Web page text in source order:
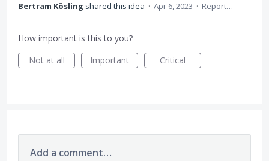
Bertram Kösling shared this idea · Apr 6, 2023 · Report…
How important is this to you?
Not at all
Important Critical
Add a comment…